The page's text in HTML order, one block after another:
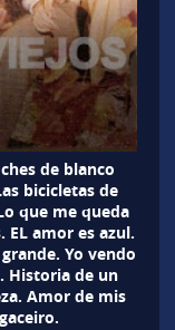
de blanco
bicicletas de
que me queda
EL amor es azul.
Yo vendo
Historia de un
Amor de mis